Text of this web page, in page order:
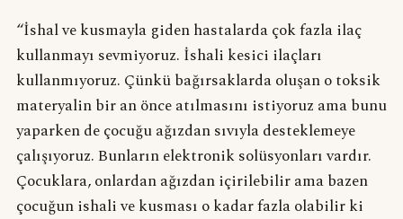
“İshal ve kusmayla giden hastalarda çok fazla ilaç
kullanmayı sevmiyoruz. İshali kesici ilaçları
kullanmıyoruz. Çünkü bağırsaklarda oluşan o toksik
materyalin bir an önce atılmasını istiyoruz ama bunu
yaparken de çocuğu ağızdan sıvıyla desteklemeye
çalışıyoruz. Bunların elektronik solüsyonları vardır.
Çocuklara, onlardan ağızdan içirilebilir ama bazen
çocuğun ishali ve kusması o kadar fazla olabilir ki